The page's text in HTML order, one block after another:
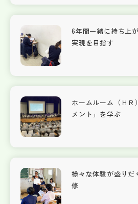
6年間一緒に持ち上
実現を目指す
ホームルーム（ＨＲ
メント」を学ぶ
様々な体験が盛りだ
修